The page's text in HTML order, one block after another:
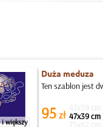
większy
Duża meduza
Ten szablon jest
95zł 47x39 cm